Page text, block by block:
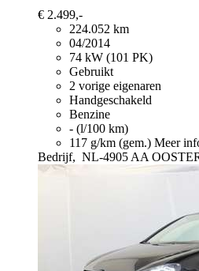
€ 2.499,-
224.052 km
04/2014
74 kW (101 PK)
Gebruikt
2 vorige eigenaren
Handgeschakeld
Benzine
- (l/100 km)
117 g/km (gem.) Meer
Bedrijf, NL-4905 AA